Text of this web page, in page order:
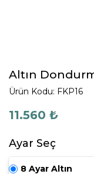
Altın
Ürün Kodu: FKP16
11.560 ₺
Ayar Seç
8 Ayar Altın